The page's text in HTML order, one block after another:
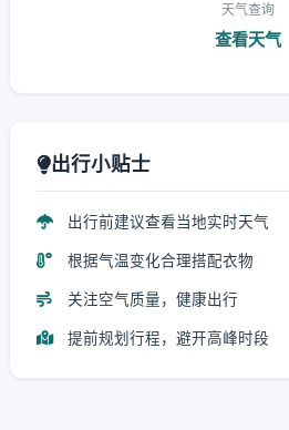
天气查询
查看天气
出行小贴士
出行前建议查看当地实时天气
根据气温变化合理搭配衣物
关注空气质量，健康出行
提前规划行程，避开高峰时段